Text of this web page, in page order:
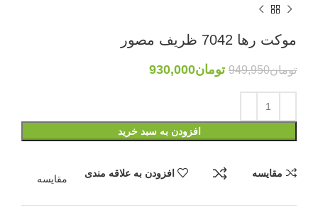
موکت رها 7042 ظریف مصور
تومان949,950 تومان930,000
افزودن به سبد خرید
مقایسه افزودن به علاقه مندی
مقایسه